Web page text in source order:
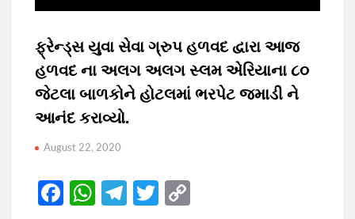
ફ્રેન્ડ્સ યુવા સેવા ગ્રુપ હળવદ દ્વારા આજ
હળવદ ના અલગ અલગ સ્લમ એરિયાના ૮૦
જેટલા બાળકોને હોટલમાં ભરપેટ જમાડી ને
આનંદ કરાવ્યો.
August 22, 2020
F
W T
T